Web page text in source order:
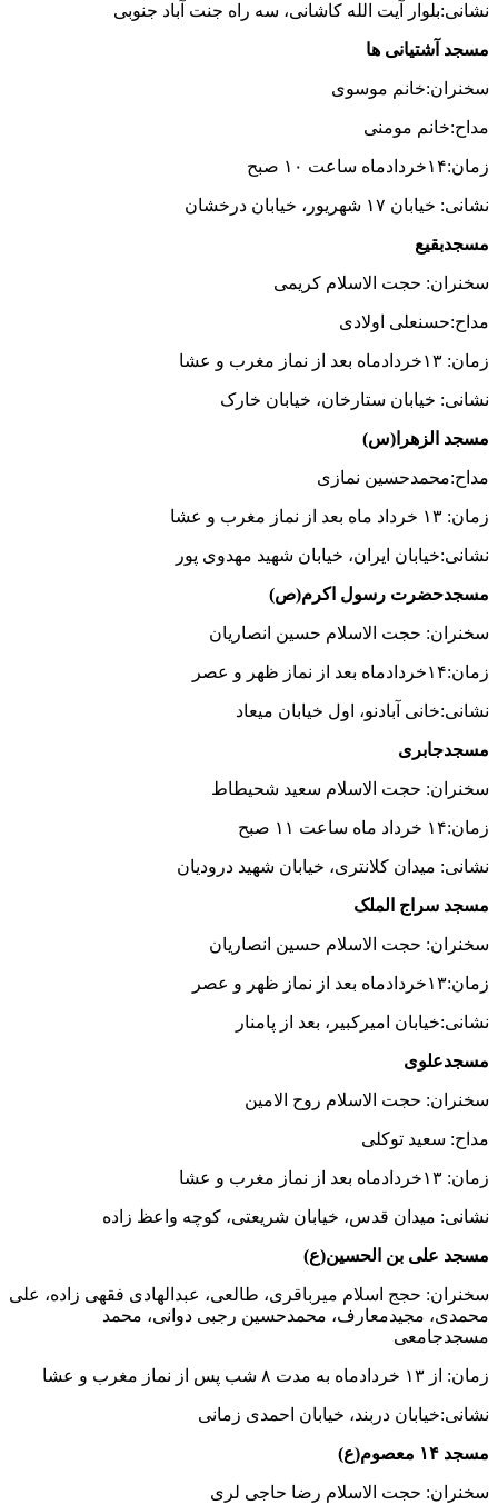
نشانی:بلوار آیت الله کاشانی، سه راه جنت آباد جنوبی
مسجد آشتیانی ها
سخنران:خانم موسوی
مداح:خانم مومنی
زمان:۱۴خردادماه ساعت ۱۰ صبح
نشانی: خیابان ۱۷ شهریور، خیابان درخشان
مسجدبقیع
سخنران: حجت الاسلام کریمی
مداح:حسنعلی اولادی
زمان: ۱۳خردادماه بعد از نماز مغرب و عشا
نشانی: خیابان ستارخان، خیابان خارک
مسجد الزهرا(س)
مداح:محمدحسین نمازی
زمان: ۱۳ خرداد ماه بعد از نماز مغرب و عشا
نشانی:خیابان ایران، خیابان شهید مهدوی پور
مسجدحضرت رسول اکرم(ص)
سخنران: حجت الاسلام حسین انصاریان
زمان:۱۴خردادماه بعد از نماز ظهر و عصر
نشانی:خانی آبادنو، اول خیابان میعاد
مسجدجابری
سخنران: حجت الاسلام سعید شحیطاط
زمان:۱۴ خرداد ماه ساعت ۱۱ صبح
نشانی: میدان کلانتری، خیابان شهید درودیان
مسجد سراج الملک
سخنران: حجت الاسلام حسین انصاریان
زمان:۱۳خردادماه بعد از نماز ظهر و عصر
نشانی:خیابان امیرکبیر، بعد از پامنار
مسجدعلوی
سخنران: حجت الاسلام روح الامین
مداح: سعید توکلی
زمان: ۱۳خردادماه بعد از نماز مغرب و عشا
نشانی: میدان قدس، خیابان شریعتی، کوچه واعظ زاده
مسجد علی بن الحسین(ع)
سخنران: حجج اسلام میرباقری، طالعی، عبدالهادی فقهی زاده، علی
محمدی، مجیدمعارف، محمدحسین رجبی دوانی، محمد
مسجدجامعی
زمان: از ۱۳ خردادماه به مدت ۸ شب پس از نماز مغرب و عشا
نشانی:خیابان دربند، خیابان احمدی زمانی
مسجد ۱۴ معصوم(ع)
سخنران: حجت الاسلام رضا حاجی لری